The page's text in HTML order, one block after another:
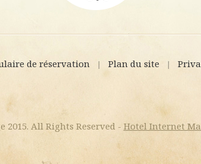
de réservation | Plan du site |
All Rights Reserved - Hotel Internet